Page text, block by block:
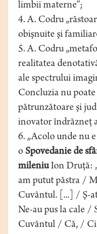
limbii materne”;
4. A. Codru
obişnuite şi
5. A. Codru
realitatea
ale spectrului
Concluzia nu poate
pătrunzătoare şi
inovator îndrăzneţ
6. „Acolo unde nu
o Spovedanie de
mileniuIon Druţă:
am putut păstra /
Cuvântul. [...] / Ş-
Ne-au pus la cale /
Cuvântul / Că, /